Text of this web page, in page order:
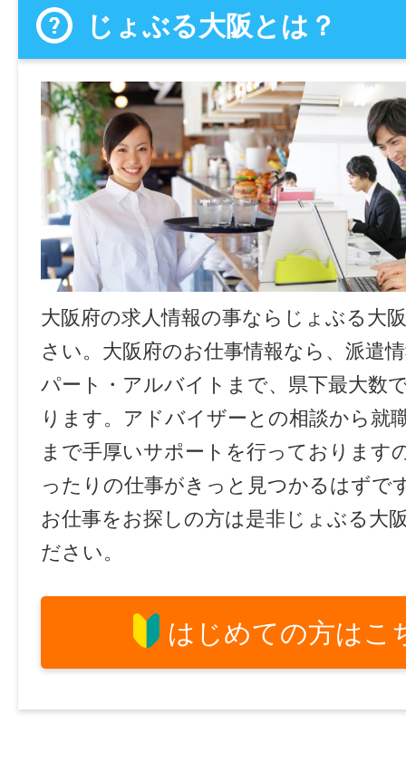
じょぶる大阪とは？
大阪府の求人情報の事ならじょぶる大
さい。大阪府のお仕事情報なら、派遣
パート・アルバイトまで、県下最大数
ります。アドバイザーとの相談から就
まで手厚いサポートを行っております
ったりの仕事がきっと見つかるはずで
お仕事をお探しの方は是非じょぶる大
ださい。
はじめての方はこ